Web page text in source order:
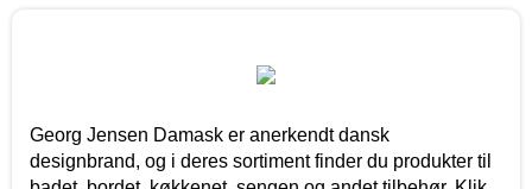
Georg Jensen Damask er anerkendt dansk
designbrand, og i deres sortiment finder du produkter til